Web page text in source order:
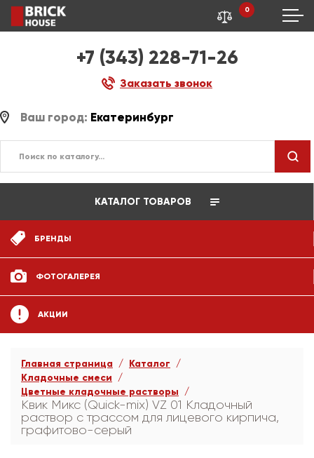
+7 (343) 228-71-26
Заказать звонок
0
Ваш город: Екатеринбург
КАТАЛОГ ТОВАРОВ
БРЕНДЫ
ФОТОГАЛЕРЕЯ
АКЦИИ
Главная страница
Каталог
Кладочные смеси
Цветные кладочные растворы
Квик Микс (Quick-mix) VZ 01 Кладочный
раствор с трассом для лицевого кирпича,
графитово-серый